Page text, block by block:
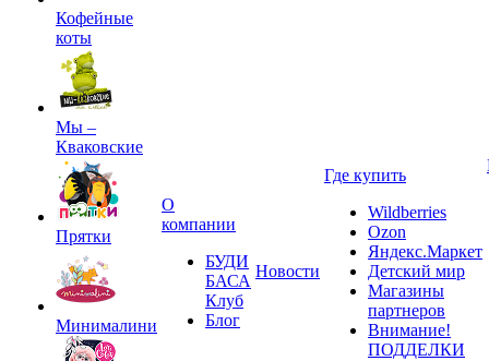
Кофейные
коты
Мы –
Кваковские
Прятки
Минималини
О
компании
БУДИ
БАСА
Клуб
Блог
Новости
Где купить
Wildberries
Ozon
Яндекс.Маркет
Детский мир
Магазины
партнеров
Внимание!
ПОДДЕЛКИ